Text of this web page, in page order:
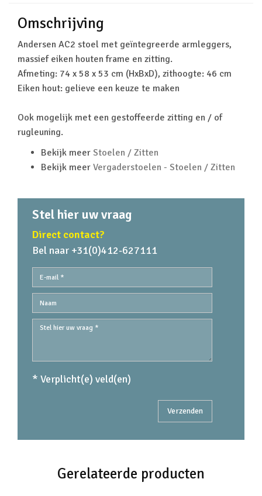
Omschrijving
Andersen AC2 stoel met geïntegreerde armleggers,
massief eiken houten frame en zitting.
Afmeting: 74 x 58 x 53 cm (HxBxD), zithoogte: 46 cm
Eiken hout: gelieve een keuze te maken
Ook mogelijk met een gestoffeerde zitting en / of
rugleuning.
Bekijk meer Stoelen / Zitten
Bekijk meer Vergaderstoelen - Stoelen / Zitten
Stel hier uw vraag
Direct contact?
Bel naar +31(0)412-627111
* Verplicht(e) veld(en)
Gerelateerde producten